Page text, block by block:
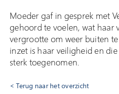
Moeder gaf in gesprek met
gehoord te voelen, wat haar
vergrootte om weer buiten
inzet is haar veiligheid en
sterk toegenomen.
Terug naar het overzicht